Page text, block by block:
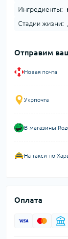
Ингредиенты:
Стадии жизни:
Отправим
Новая почта
Укрпочта
В магазины
На такси по
Оплата